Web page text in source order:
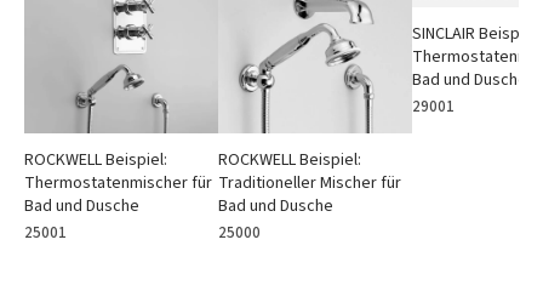
ROCKWELL Beispiel:
Thermostatenmischer für
Bad und Dusche
25001
ROCKWELL Beispiel:
Traditioneller Mischer für
Bad und Dusche
25000
SINCLAIR Beispiel:
Bad und Dusche
29001